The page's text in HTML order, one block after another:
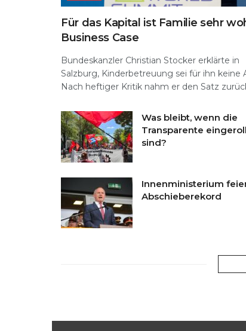
Für das Kapital ist Familie sehr
Business Case
Bundeskanzler Christian Stocker erklärte in
Salzburg, Kinderbetreuung sei für ihn keine
Nach heftiger Kritik nahm er den Satz
Was bleibt, wenn die
Transparente
sind?
Innenministerium
Abschieberekord